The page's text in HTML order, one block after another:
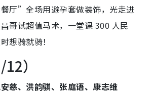
厅”全场用避孕套做装饰，光走进
哥试超值马术，一堂课 300 人民
想骑就骑！
）
慈、洪韵骐、张庭语、康志维